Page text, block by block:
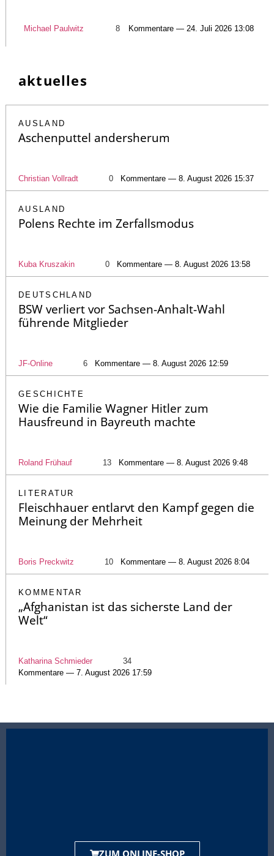
Michael Paulwitz 8 Kommentare — 24. Juli 2026 13:08
aktuelles
AUSLAND
Aschenputtel andersherum
Christian Vollradt 0 Kommentare — 8. August 2026 15:37
AUSLAND
Polens Rechte im Zerfallsmodus
Kuba Kruszakin 0 Kommentare — 8. August 2026 13:58
DEUTSCHLAND
BSW verliert vor Sachsen-Anhalt-Wahl
führende Mitglieder
JF-Online 6 Kommentare — 8. August 2026 12:59
GESCHICHTE
Wie die Familie Wagner Hitler zum
Hausfreund in Bayreuth machte
Roland Frühauf 13 Kommentare — 8. August 2026 9:48
LITERATUR
Fleischhauer entlarvt den Kampf gegen die
Meinung der Mehrheit
Boris Preckwitz 10 Kommentare — 8. August 2026 8:04
KOMMENTAR
„Afghanistan ist das sicherste Land der
Welt“
Katharina Schmieder
34
Kommentare — 7. August 2026 17:59